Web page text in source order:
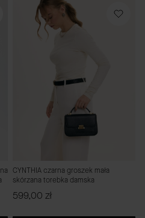
CYNTHIA czarna groszek mała
skórzana torebka damska
Cena
599,00 zł